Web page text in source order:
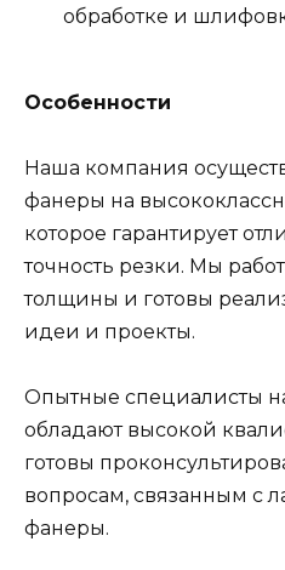
обработке и
Особенности
Наша компания
фанеры на
которое гарантирует
точность резки. Мы
толщины и готовы
идеи и проекты.
Опытные специалисты
обладают высокой
готовы
вопросам, связанным с
фанеры.